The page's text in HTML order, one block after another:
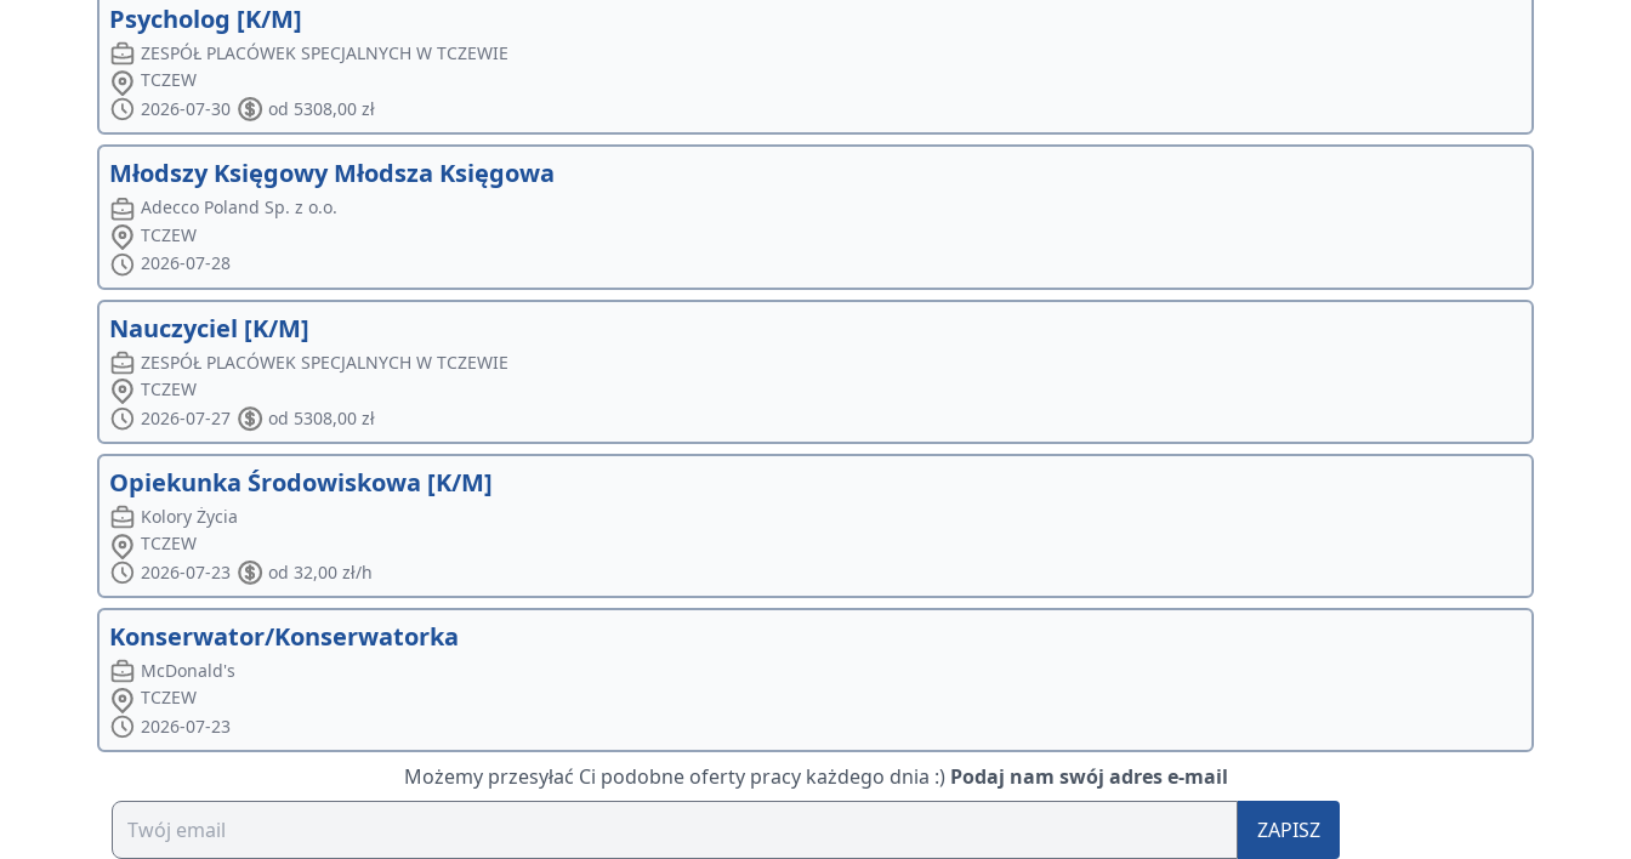
Psycholog [K/M]
ZESPÓŁ PLACÓWEK SPECJALNYCH W TCZEWIE
TCZEW
2026-07-30
od 5308,00 zł
Młodszy Księgowy Młodsza Księgowa
Adecco Poland Sp. z o.o.
TCZEW
2026-07-28
Nauczyciel [K/M]
ZESPÓŁ PLACÓWEK SPECJALNYCH W TCZEWIE
TCZEW
2026-07-27
od 5308,00 zł
Opiekunka Środowiskowa [K/M]
Kolory Życia
TCZEW
2026-07-23
od 32,00 zł/h
Konserwator/Konserwatorka
McDonald's
TCZEW
2026-07-23
Możemy przesyłać Ci podobne oferty pracy każdego dnia :) Podaj nam swój adres e-mail
ZAPISZ